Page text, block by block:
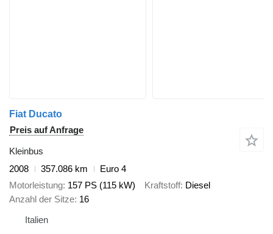
Fiat Ducato
Preis auf Anfrage
Kleinbus
2008
357.086 km
Euro 4
Motorleistung 157 PS (115 kW) Kraftstoff Diesel
Anzahl der Sitze 16
Italien